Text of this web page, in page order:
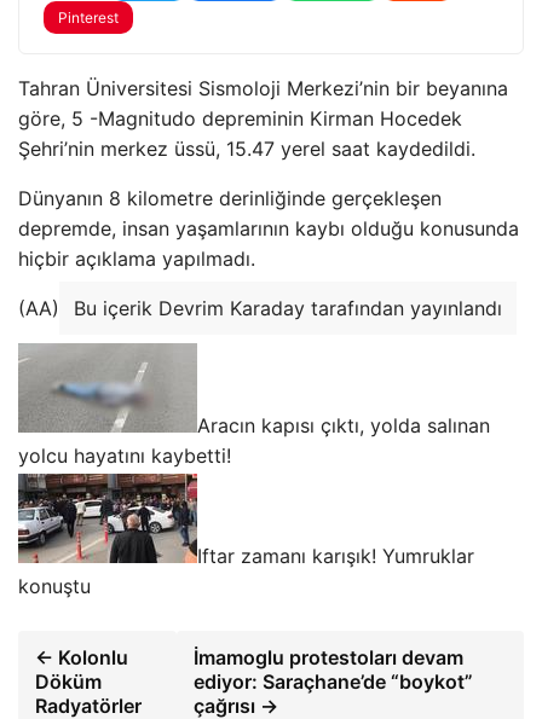
Pinterest
Tahran Üniversitesi Sismoloji Merkezi’nin bir beyanına
göre, 5 -Magnitudo depreminin Kirman Hocedek
Şehri’nin merkez üssü, 15.47 yerel saat kaydedildi.
Dünyanın 8 kilometre derinliğinde gerçekleşen
depremde, insan yaşamlarının kaybı olduğu konusunda
hiçbir açıklama yapılmadı.
(AA) Bu içerik Devrim Karaday tarafından yayınlandı
Aracın kapısı çıktı, yolda salınan
yolcu hayatını kaybetti!
Iftar zamanı karışık! Yumruklar
konuştu
← Kolonlu
Döküm
Radyatörler
İmamoglu protestoları devam
ediyor: Saraçhane’de “boykot”
çağrısı →